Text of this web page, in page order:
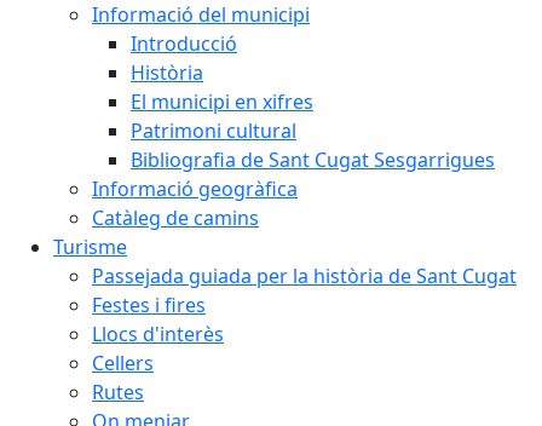
Informació del municipi
Introducció
Història
El municipi en xifres
Patrimoni cultural
Bibliografia de Sant Cugat Sesgarrigues
Informació geogràfica
Catàleg de camins
Turisme
Passejada guiada per la història de Sant Cugat
Festes i fires
Llocs d'interès
Cellers
Rutes